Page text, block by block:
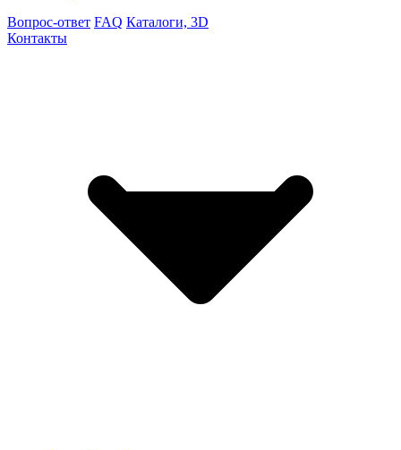
Вопрос-ответ FAQ Каталоги, 3D
Контакты